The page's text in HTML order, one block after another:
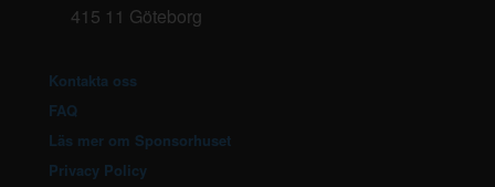
415 11 Göteborg
Kontakta oss
FAQ
Läs mer om Sponsorhuset
Privacy Policy